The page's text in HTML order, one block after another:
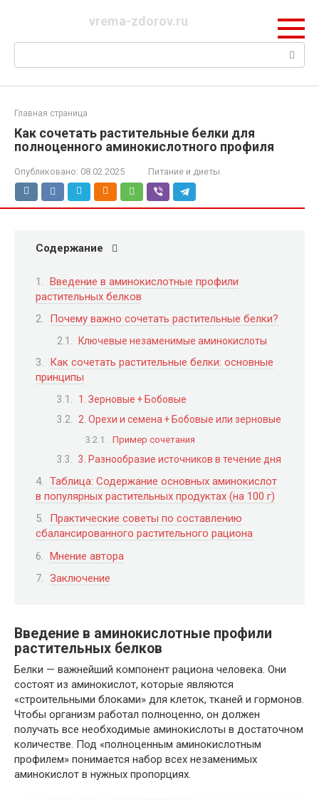
vrema-zdorov.ru
Поиск:
Главная страница
Как сочетать растительные белки для
полноценного аминокислотного профиля
Опубликовано: 08.02.2025 Питание и диеты
Содержание
Введение в аминокислотные профили
растительных белков
Почему важно сочетать растительные белки?
Ключевые незаменимые аминокислоты
Как сочетать растительные белки: основные
принципы
1. Зерновые + Бобовые
2. Орехи и семена + Бобовые или зерновые
Пример сочетания
3. Разнообразие источников в течение дня
Таблица: Содержание основных аминокислот
в популярных растительных продуктах (на 100 г)
Практические советы по составлению
сбалансированного растительного рациона
Мнение автора
Заключение
Введение в аминокислотные профили
растительных белков
Белки — важнейший компонент рациона человека. Они
состоят из аминокислот, которые являются
«строительными блоками» для клеток, тканей и гормонов.
Чтобы организм работал полноценно, он должен
получать все необходимые аминокислоты в достаточном
количестве. Под «полноценным аминокислотным
профилем» понимается набор всех незаменимых
аминокислот в нужных пропорциях.